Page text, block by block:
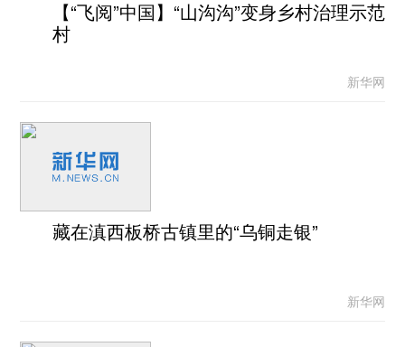
【“飞阅”中国】“山沟沟”变身乡村治理示范
村
新华网
藏在滇西板桥古镇里的“乌铜走银”
新华网